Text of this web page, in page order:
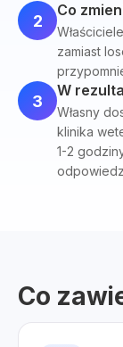
2
Co
zamiast
3
W
Własny
klinika
1-2
Co